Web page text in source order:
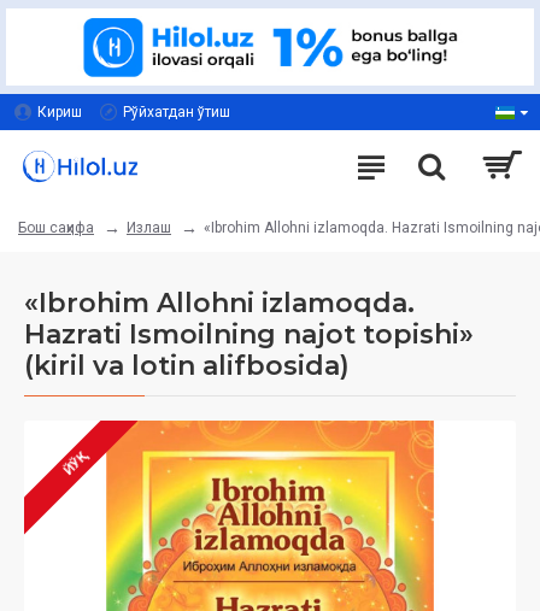
Кириш Рўйхатдан ўтиш
Бош саҳифа Излаш «Ibrohim Allohni izlamoqda. Hazrati Ismoilning
«Ibrohim Allohni izlamoqda.
Hazrati Ismoilning najot topishi»
(kiril va lotin alifbosida)
ЙЎҚ